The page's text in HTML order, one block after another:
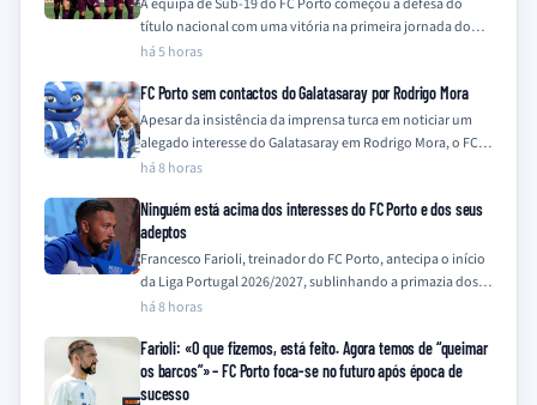
A equipa de Sub-19 do FC Porto começou a defesa do
título nacional com uma vitória na primeira jornada do
Campeonato Nacional…
há 5 horas
FC Porto sem contactos do Galatasaray por Rodrigo Mora
Apesar da insistência da imprensa turca em noticiar um
alegado interesse do Galatasaray em Rodrigo Mora, o FC
Porto nega qualquer contacto…
há 8 horas
Ninguém está acima dos interesses do FC Porto e dos seus
adeptos
Francesco Farioli, treinador do FC Porto, antecipa o início
da Liga Portugal 2026/2027, sublinhando a primazia dos
interesses do clube e dos…
há 8 horas
Farioli: «O que fizemos, está feito. Agora temos de “queimar
os barcos”» – FC Porto foca-se no futuro após época de
sucesso